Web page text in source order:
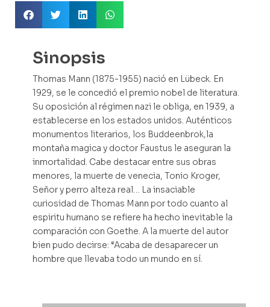
Sinopsis
Thomas Mann (1875-1955) nació en Lübeck. En
1929, se le concedió el premio nobel de literatura.
Su oposición al régimen nazi le obliga, en 1939, a
establecerse en los estados unidos. Auténticos
monumentos literarios, los Buddeenbrok,la
montaña magica y doctor Faustus le aseguran la
inmortalidad. Cabe destacar entre sus obras
menores, la muerte de venecia, Tonio Kroger,
Señor y perro alteza real… La insaciable
curiosidad de Thomas Mann por todo cuanto al
espiritu humano se refiere ha hecho inevitable la
comparación con Goethe. A la muerte del autor
bien pudo decirse: “Acaba de desaparecer un
hombre que llevaba todo un mundo en sí.